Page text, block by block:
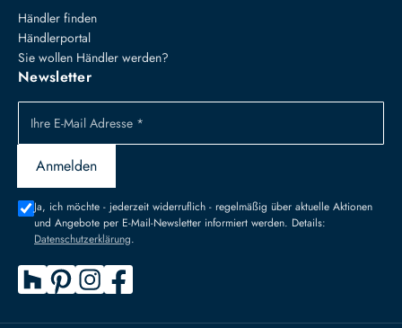
Händler finden
Händlerportal
Sie wollen Händler werden?
Newsletter
Ihre E-Mail Adresse *
Anmelden
Ja, ich möchte - jederzeit widerruflich - regelmäßig über aktuelle Aktionen
und Angebote per E-Mail-Newsletter informiert werden. Details:
Datenschutzerklärung.